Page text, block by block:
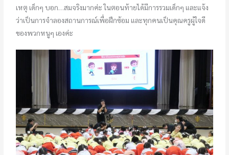
เหตุ เด็กๆ บอก…สมจริงมากค่ะ ในตอนท้ายได้มีการรวมเด็กๆ และแจ้ง
ว่าเป็นการจำลองสถานการณ์เพื่อฝึกซ้อม และทุกคนเป็นคุณครูผู้ใจดี
ของพวกหนูๆ เองค่ะ